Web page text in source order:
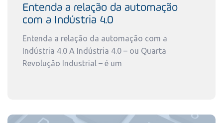
Entenda a relação da automação
com a Indústria 4.0
Entenda a relação da automação com a
Indústria 4.0 A Indústria 4.0 – ou Quarta
Revolução Industrial – é um